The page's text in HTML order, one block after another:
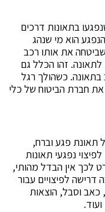
בתאונות דרכים
הוא מי שנהג
את אותו רכב
זהו הכלל גם
כשהולך רגל
את חברת הביטוח של כלי
תאונת פגע וברח,
נפגעי תאונות
לכך אין הבדל מהותי,
דרישה לפיצויים עבור
וסבל, הוצאות